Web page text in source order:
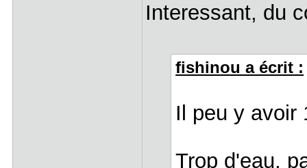
Interessant, du
fishinou a écrit :
Il peu y avoir
Trop d'eau,